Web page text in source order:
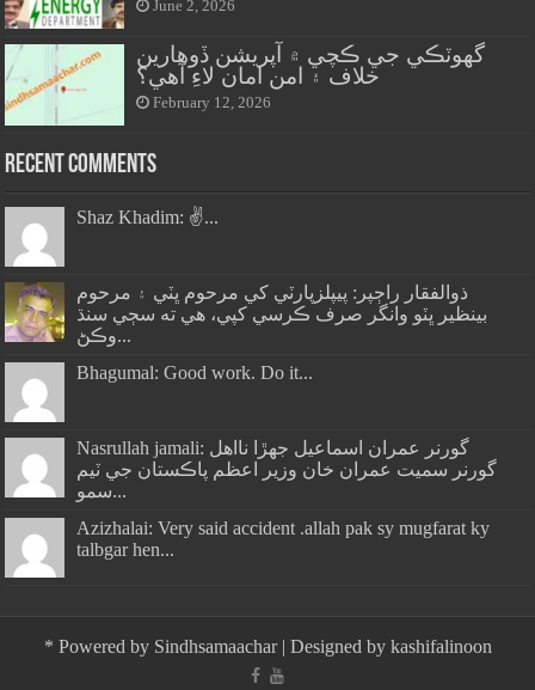
June 2, 2026
گهوٽڪي جي ڪچي ۾ آپريشن ڏوهارين
خلاف ۽ امن امان لاءِ آهي؟
February 12, 2026
Recent Comments
Shaz Khadim: ✌️...
ذوالفقار راڄپر: پيپلزپارٽي کي مرحوم ڀٽي ۽ مرحوم
بينظير ڀٽو وانگر صرف ڪرسي کپي، هي ته سڄي سنڌ
وڪڻ...
Bhagumal: Good work. Do it...
Nasrullah jamali: گورنر عمران اسماعيل جھڙا نااهل
گورنر سميت عمران خان وزير اعظم پاڪستان جي ٽيم
سمو...
Azizhalai: Very said accident .allah pak sy mugfarat ky
talbgar hen...
* Powered by Sindhsamaachar| Designed by kashifalinoon